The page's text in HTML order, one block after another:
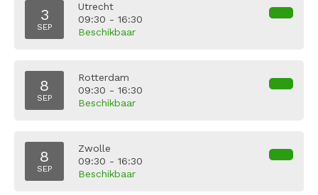
3
SEP
Utrecht
09:30 - 16:30
Beschikbaar
8
SEP
Rotterdam
09:30 - 16:30
Beschikbaar
8
SEP
Zwolle
09:30 - 16:30
Beschikbaar